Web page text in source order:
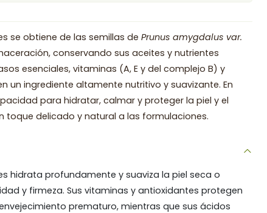
se obtiene de las semillas de Prunus amygdalus var.
conservando sus aceites y nutrientes
esenciales, vitaminas (A, E y del complejo B) y
un ingrediente altamente nutritivo y suavizante. En
para hidratar, calmar y proteger la piel y el
toque delicado y natural a las formulaciones.
hidrata profundamente y suaviza la piel seca o
y firmeza. Sus vitaminas y antioxidantes protegen
prematuro, mientras que sus ácidos